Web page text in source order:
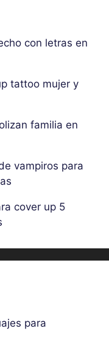
con letras en
tattoo mujer y
familia en
vampiros para
cover up 5
para